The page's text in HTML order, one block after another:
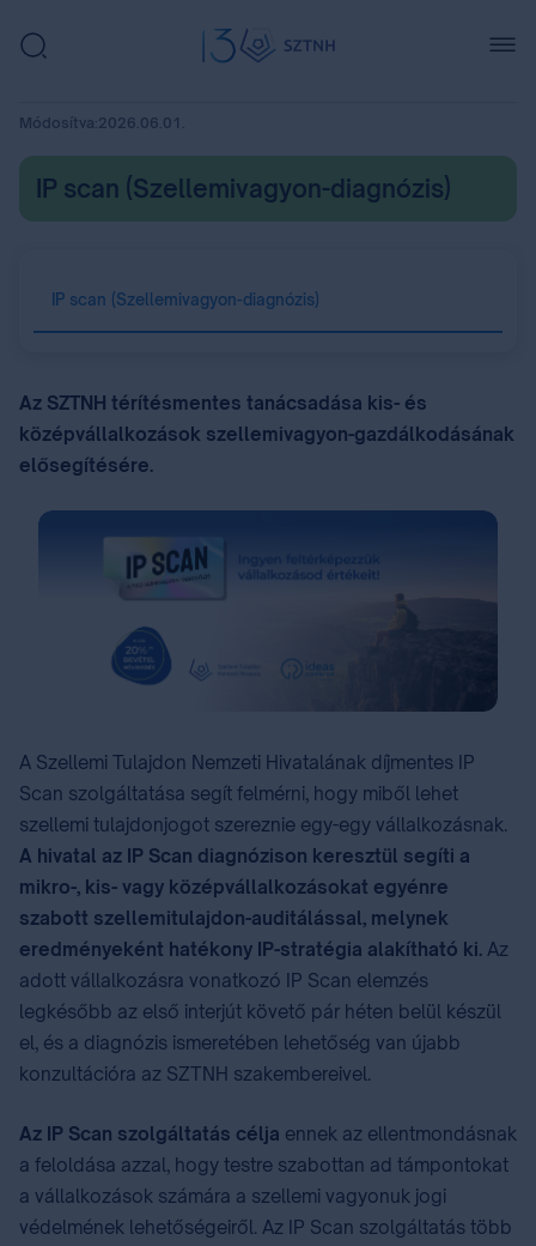
Módosítva:2026.06.01.
IP scan (Szellemivagyon-diagnózis)
IP scan (Szellemivagyon-diagnózis)
Az SZTNH térítésmentes tanácsadása kis- és
középvállalkozások szellemivagyon-gazdálkodásának
elősegítésére.
A Szellemi Tulajdon Nemzeti Hivatalának díjmentes IP
Scan szolgáltatása segít felmérni, hogy miből lehet
szellemi tulajdonjogot szereznie egy-egy vállalkozásnak.
A hivatal az IP Scan diagnózison keresztül segíti a
mikro-, kis- vagy középvállalkozásokat egyénre
szabott szellemitulajdon-auditálással, melynek
eredményeként hatékony IP-stratégia alakítható ki. Az
adott vállalkozásra vonatkozó IP Scan elemzés
legkésőbb az első interjút követő pár héten belül készül
el, és a diagnózis ismeretében lehetőség van újabb
konzultációra az SZTNH szakembereivel.
Az IP Scan szolgáltatás célja ennek az ellentmondásnak
a feloldása azzal, hogy testre szabottan ad támpontokat
a vállalkozások számára a szellemi vagyonuk jogi
védelmének lehetőségeiről. Az IP Scan szolgáltatás több